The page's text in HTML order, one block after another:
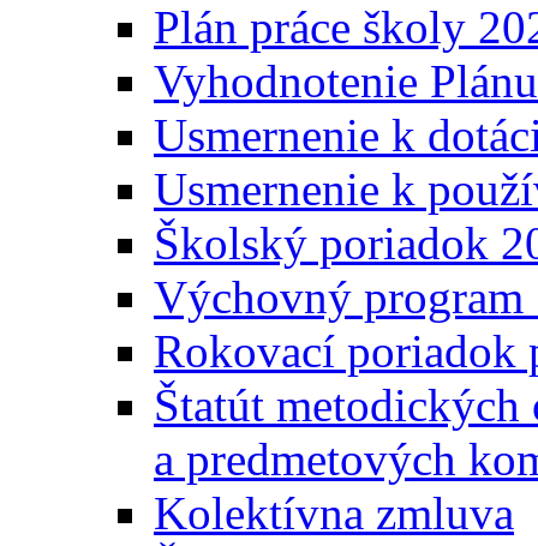
Plán práce školy
Vyhodnotenie
Usmernenie k
Usmernenie k
Školský poriadok
Výchovný
Rokovací poriadok
Štatút
a predmetových
Kolektívna zmluva